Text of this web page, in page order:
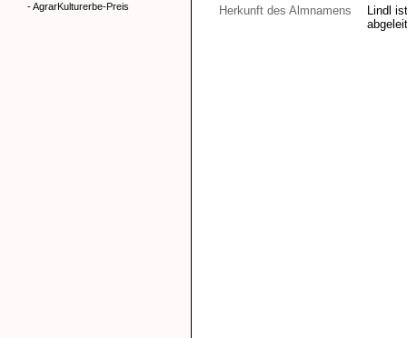
- AgrarKulturerbe-Preis
Herkunft des Almnamens
Lindl